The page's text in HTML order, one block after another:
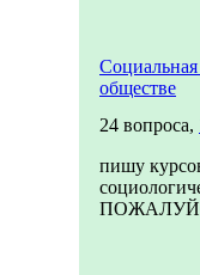
обществе
24 вопроса,
пишу